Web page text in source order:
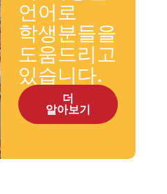
언어로
학생분들을
도움드리고
있습니다.
더
알아보기